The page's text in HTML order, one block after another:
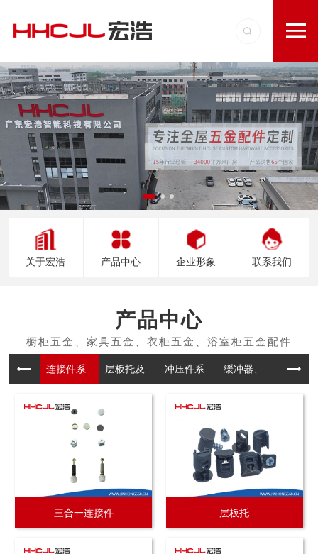
关于宏浩 产品中心 企业形象 联系我们
产品中心
连接件系... 层板托及... 冲压件系... 缓冲器、... 拉手
三合一连接件 层板托